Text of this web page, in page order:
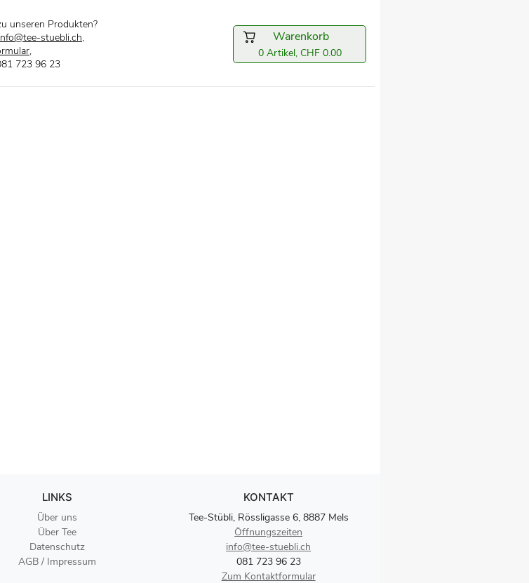
unseren Produkten?
stuebli.ch,
,
723 96 23
Warenkorb
0 Artikel, CHF 0.00
LINKS
Über uns
Über Tee
Datenschutz
AGB / Impressum
KONTAKT
Tee-Stübli, Rössligasse 6, 8887 Mels
Öffnungszeiten
info@tee-stuebli.ch
081 723 96 23
Zum Kontaktformular